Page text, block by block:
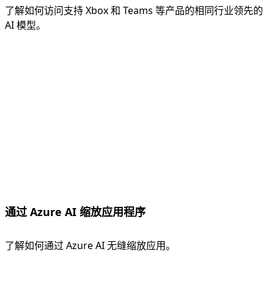
了解如何访问支持 Xbox 和 Teams 等产品的相同行业领先的
AI 模型。
通过 Azure AI 缩放应用程序
了解如何通过 Azure AI 无缝缩放应用。